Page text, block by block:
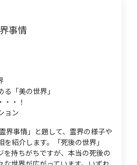
事情
「美の世界」
・！
ョン
界事情」と題して、霊界の様子や
紹介します。「死後の世界」
を持ちがちですが、本当の死後の